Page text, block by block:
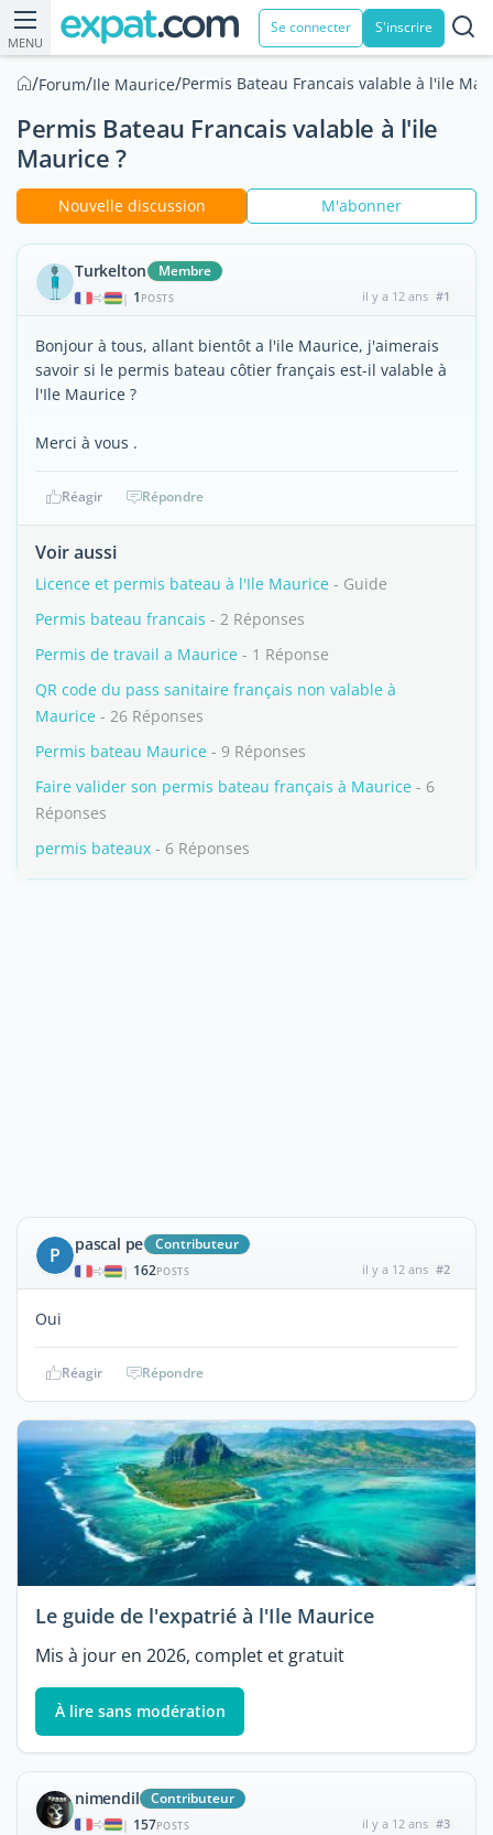
MENU
Se connecter S'inscrire
/Forum/Ile Maurice/Permis Bateau Francais valable à l'ile
Permis Bateau Francais valable à l'ile
Maurice ?
Nouvelle discussion M'abonner
Turkelton Membre
| 1 POSTS il y a 12 ans #1
Bonjour à tous, allant bientôt a l'ile Maurice, j'aimerais
savoir si le permis bateau côtier français est-il valable à
l'Ile Maurice ?
Merci à vous .
Réagir Répondre
Voir aussi
Licence et permis bateau à l'Ile Maurice - Guide
Permis bateau francais - 2 Réponses
Permis de travail a Maurice - 1 Réponse
QR code du pass sanitaire français non valable à
Maurice - 26 Réponses
Permis bateau Maurice - 9 Réponses
Faire valider son permis bateau français à Maurice - 6
Réponses
permis bateaux - 6 Réponses
P pascal pe Contributeur
| 162POSTS il y a 12 ans #2
Oui
Réagir Répondre
Le guide de l'expatrié à l'Ile Maurice
Mis à jour en 2026, complet et gratuit
À lire sans modération
nimendil Contributeur
| 157POSTS il y a 12 ans #3